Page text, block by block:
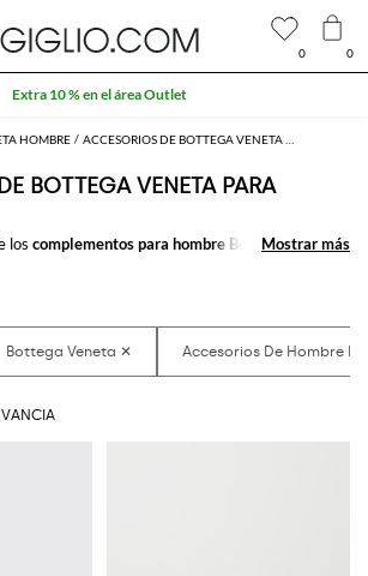
HOMBRE
BOTTEGA VENETA PARA
los complementos para hombre Bottega Veneta
crea cientos de looks combinandolos juntos.
para hombre Bottega Venetaen GIGLIO.COM
Mostrar más
Mostrar más
0 0
Extra 10 % en el área Outlet